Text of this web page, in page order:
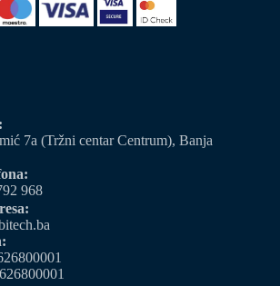
7a (Tržni centar Centrum), Banja
968